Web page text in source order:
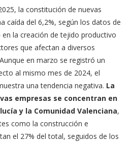
la constitución de nuevas
caída del 6,2%, según los datos de
la creación de tejido productivo
que afectan a diversos
en marzo se registró un
al mismo mes de 2024, el
una tendencia negativa. La
empresas se concentran en
y la Comunidad Valenciana,
como la construcción e
el 27% del total, seguidos de los